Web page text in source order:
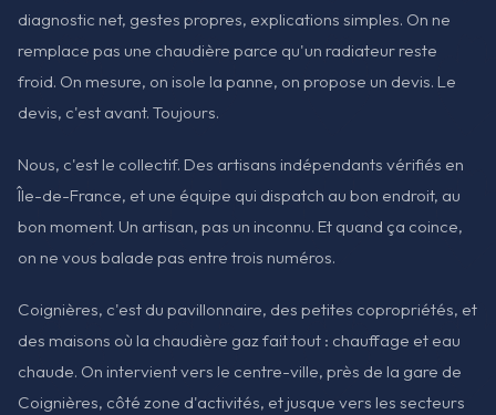
diagnostic net, gestes propres, explications simples. On ne
remplace pas une chaudière parce qu'un radiateur reste
froid. On mesure, on isole la panne, on propose un devis. Le
devis, c'est avant. Toujours.
Nous, c'est le collectif. Des artisans indépendants vérifiés en
Île-de-France, et une équipe qui dispatch au bon endroit, au
bon moment. Un artisan, pas un inconnu. Et quand ça coince,
on ne vous balade pas entre trois numéros.
Coignières, c'est du pavillonnaire, des petites copropriétés, et
des maisons où la chaudière gaz fait tout : chauffage et eau
chaude. On intervient vers le centre-ville, près de la gare de
Coignières, côté zone d'activités, et jusque vers les secteurs